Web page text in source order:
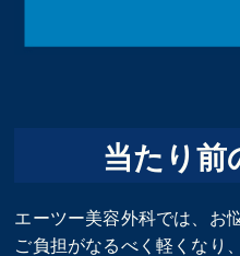
当たり前
エーツー美容外科では、お
ご負担がなるべく軽くなり